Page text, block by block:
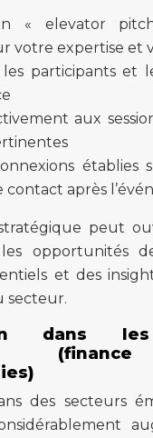
« elevator
votre expertise et
les participants et
aux
établies
contact après
peut
opportunités
et des
secteur.
dans
des secteurs